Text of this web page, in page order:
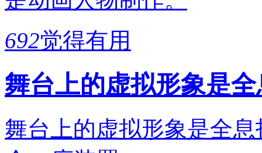
692觉得有用
舞台上的虚拟形象是
舞台上的虚拟形象是全